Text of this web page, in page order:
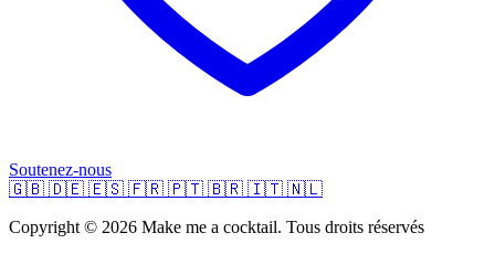
Soutenez-nous
🇬🇧 🇩🇪 🇪🇸 🇫🇷 🇵🇹 🇧🇷 🇮🇹 🇳🇱
Copyright © 2026 Make me a cocktail. Tous droits réservés